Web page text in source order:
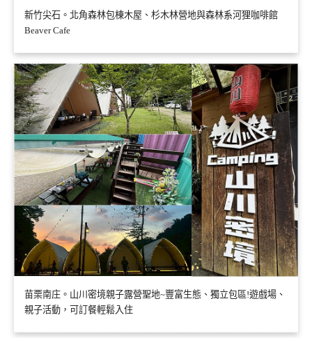
新竹尖石。北角森林包棟木屋、杉木林營地與森林系河狸咖啡館
Beaver Cafe
苗栗南庄。山川密境親子露營聖地~豐富生態、獨立包區!遊戲場、
親子活動，可訂餐輕鬆入住